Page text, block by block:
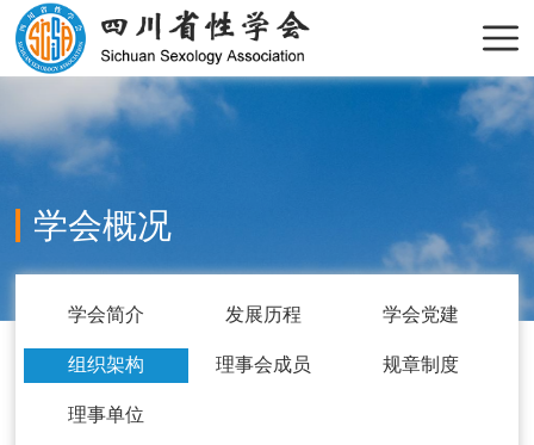
学会概况
学会简介 发展历程 学会党建
组织架构 理事会成员 规章制度
理事单位